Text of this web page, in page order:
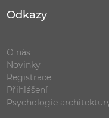
Odkazy
O nás
Novinky
Registrace
Přihlášení
Psychologie